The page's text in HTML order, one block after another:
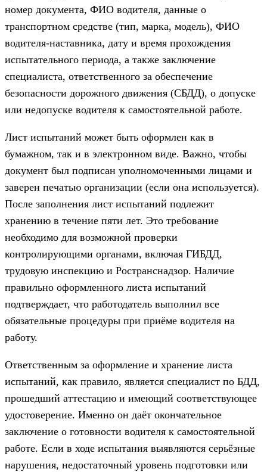
номер документа, ФИО водителя, данные о
транспортном средстве (тип, марка, модель), ФИО
водителя-наставника, дату и время прохождения
испытательного периода, а также заключение
специалиста, ответственного за обеспечение
безопасности дорожного движения (СБДД), о допуске
или недопуске водителя к самостоятельной работе.
Лист испытаний может быть оформлен как в
бумажном, так и в электронном виде. Важно, чтобы
документ был подписан уполномоченными лицами и
заверен печатью организации (если она используется).
После заполнения лист испытаний подлежит
хранению в течение пяти лет. Это требование
необходимо для возможной проверки
контролирующими органами, включая ГИБДД,
трудовую инспекцию и Ространснадзор. Наличие
правильно оформленного листа испытаний
подтверждает, что работодатель выполнил все
обязательные процедуры при приёме водителя на
работу.
Ответственным за оформление и хранение листа
испытаний, как правило, является специалист по БДД,
прошедший аттестацию и имеющий соответствующее
удостоверение. Именно он даёт окончательное
заключение о готовности водителя к самостоятельной
работе. Если в ходе испытания выявляются серьёзные
нарушения, недостаточный уровень подготовки или